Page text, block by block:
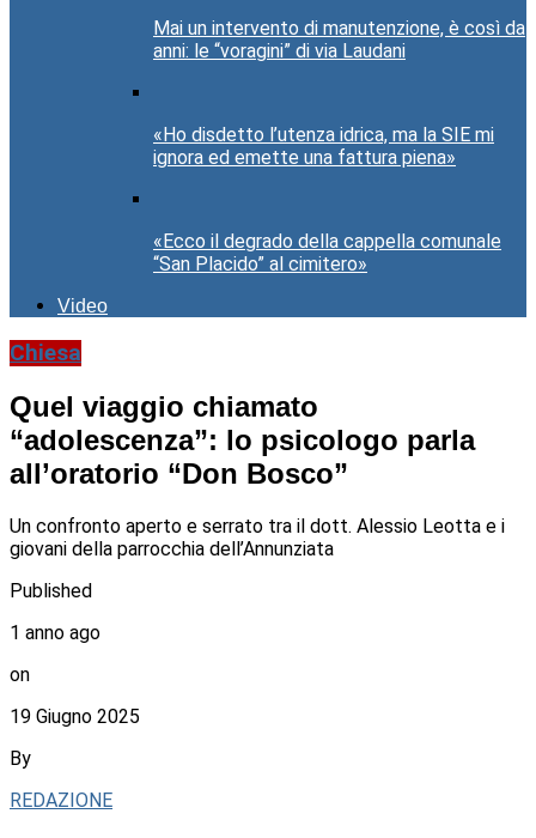
Mai un intervento di manutenzione, è così da
anni: le “voragini” di via Laudani
«Ho disdetto l’utenza idrica, ma la SIE mi
ignora ed emette una fattura piena»
«Ecco il degrado della cappella comunale
“San Placido” al cimitero»
Video
Chiesa
Quel viaggio chiamato
“adolescenza”: lo psicologo parla
all’oratorio “Don Bosco”
Un confronto aperto e serrato tra il dott. Alessio Leotta e i
giovani della parrocchia dell’Annunziata
Published
1 anno ago
on
19 Giugno 2025
By
REDAZIONE